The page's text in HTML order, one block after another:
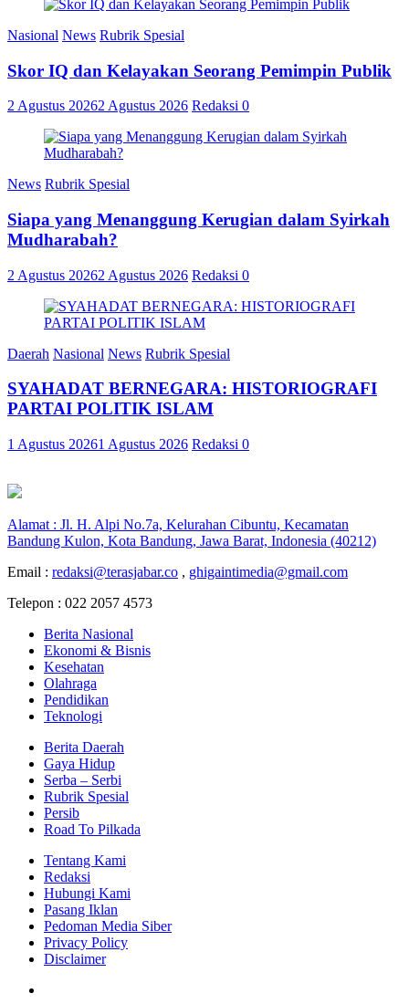
Nasional News Rubrik Spesial
Skor IQ dan Kelayakan Seorang Pemimpin Publik
2 Agustus 20262 Agustus 2026 Redaksi 0
News Rubrik Spesial
Siapa yang Menanggung Kerugian dalam Syirkah
Mudharabah?
2 Agustus 20262 Agustus 2026 Redaksi 0
Daerah Nasional News Rubrik Spesial
SYAHADAT BERNEGARA: HISTORIOGRAFI
PARTAI POLITIK ISLAM
1 Agustus 20261 Agustus 2026 Redaksi 0
Alamat : Jl. H. Alpi No.7a, Kelurahan Cibuntu, Kecamatan
Bandung Kulon, Kota Bandung, Jawa Barat, Indonesia (40212)
Email : redaksi@terasjabar.co , ghigaintimedia@gmail.com
Telepon : 022 2057 4573
Berita Nasional
Ekonomi & Bisnis
Kesehatan
Olahraga
Pendidikan
Teknologi
Berita Daerah
Gaya Hidup
Serba – Serbi
Rubrik Spesial
Persib
Road To Pilkada
Tentang Kami
Redaksi
Hubungi Kami
Pasang Iklan
Pedoman Media Siber
Privacy Policy
Disclaimer